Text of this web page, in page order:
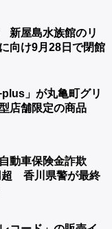
新屋島水族館のリ
向け9月28日で閉館
」が丸亀町グリ
店舗限定の商品
動車保険金詐欺
超 香川県警が最終